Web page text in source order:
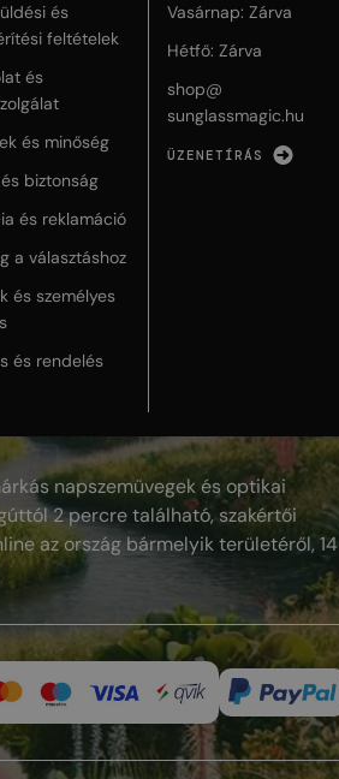
és
feltételek
és
és minőség
biztonság
és reklamáció
a választáshoz
és személyes
és rendelés
Vasárnap: Zárva
Hétfő: Zárva
shop@
sunglassmagic.hu
ÜZENETÍRÁS
napszemüvegek és optikai
2 percre található, szakértői
az ország bármelyik területéről, 14